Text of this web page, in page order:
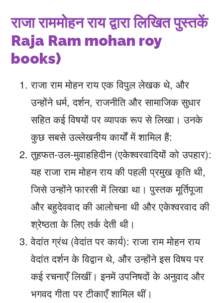
राजा राममोहन राय द्वारा लिखित पुस्तकें
Raja Ram mohan roy
books)
राजा राम मोहन राय एक विपुल लेखक थे, और
उन्होंने धर्म, दर्शन, राजनीति और सामाजिक सुधार
सहित कई विषयों पर व्यापक रूप से लिखा। उनके
कुछ सबसे उल्लेखनीय कार्यों में शामिल हैं:
तुहफत-उल-मुवाहहिदीन (एकेश्वरवादियों को उपहार):
यह राजा राम मोहन राय की पहली प्रमुख कृति थी,
जिसे उन्होंने फारसी में लिखा था। पुस्तक मूर्तिपूजा
और बहुदेववाद की आलोचना थी और एकेश्वरवाद की
श्रेष्ठता के लिए तर्क देती थी।
वेदांत ग्रंथ (वेदांत पर कार्य): राजा राम मोहन राय
वेदांत दर्शन के विद्वान थे, और उन्होंने इस विषय पर
कई रचनाएँ लिखीं। इनमें उपनिषदों के अनुवाद और
भगवद गीता पर टीकाएँ शामिल थीं।